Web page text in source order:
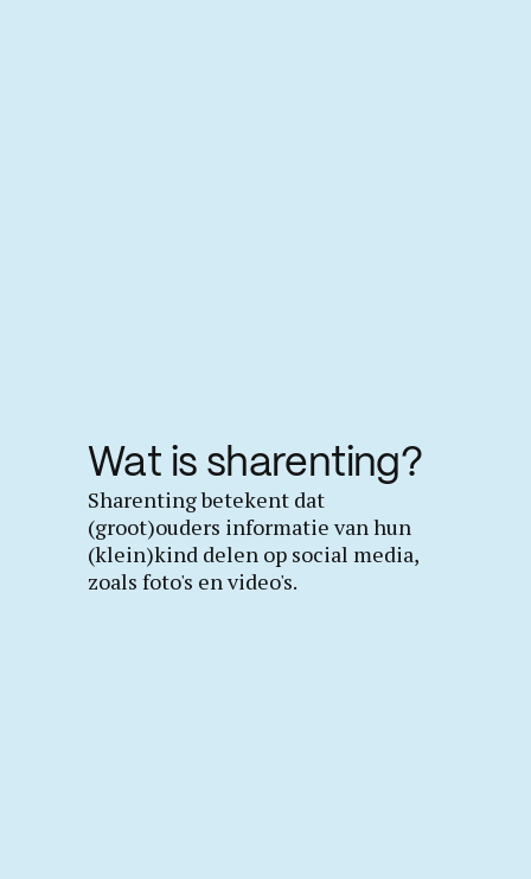
Wat is sharenting?
Sharenting betekent dat
(groot)ouders informatie van hun
(klein)kind delen op social media,
zoals foto's en video's.